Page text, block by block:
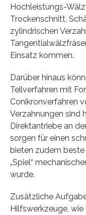
Hochleistungs-
Trockenschnitt,
zylindrischen
Einsatz kommen.
Darüber hinaus
Teilverfahren mit
Conikronverfahren
Verzahnungen sind
Direktantriebe an
sorgen für einen
bieten zudem
„Spiel“
wurde.
Zusätzliche
Hilfswerkzeuge,